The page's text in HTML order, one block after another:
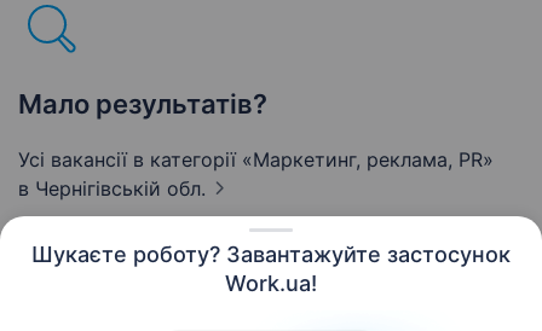
Шукаєте роботу? Завантажуйте застосунок
Work.ua!
Мало результатів?
Усі вакансії в категорії «Маркетинг, реклама, PR»
в Чернігівській обл.